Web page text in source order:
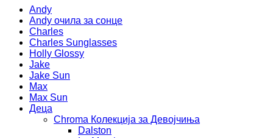
Andy
Andy очила за сонце
Charles
Charles Sunglasses
Holly Glossy
Jake
Jake Sun
Max
Max Sun
Деца
Chroma Колекција за Девојчиња
Dalston